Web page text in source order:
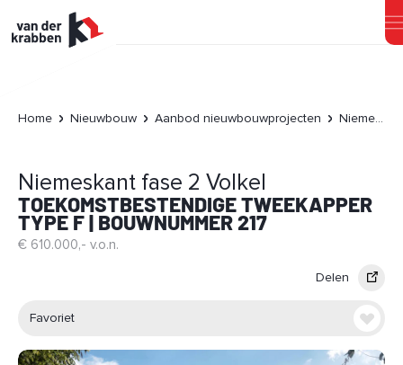
Home Nieuwbouw Aanbod nieuwbouwprojecten Niemeskant fase 2 Volkel
Niemeskant fase 2 Volkel
TOEKOMSTBESTENDIGE TWEEKAPPER
TYPE F | BOUWNUMMER 217
€ 610.000,- v.o.n.
Delen
Favoriet